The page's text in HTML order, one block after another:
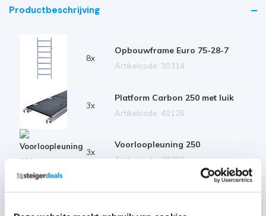
Productbeschrijving
8x
Opbouwframe Euro 75-28-7
Artikelcode: 30314
3x
Platform Carbon 250 met luik
Artikelcode: 40126
3x
Voorloopleuning 250
Artikelcode: 30358
Diagonale schoor 250